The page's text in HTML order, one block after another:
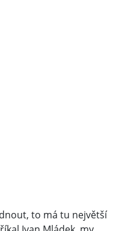
to má tu největší